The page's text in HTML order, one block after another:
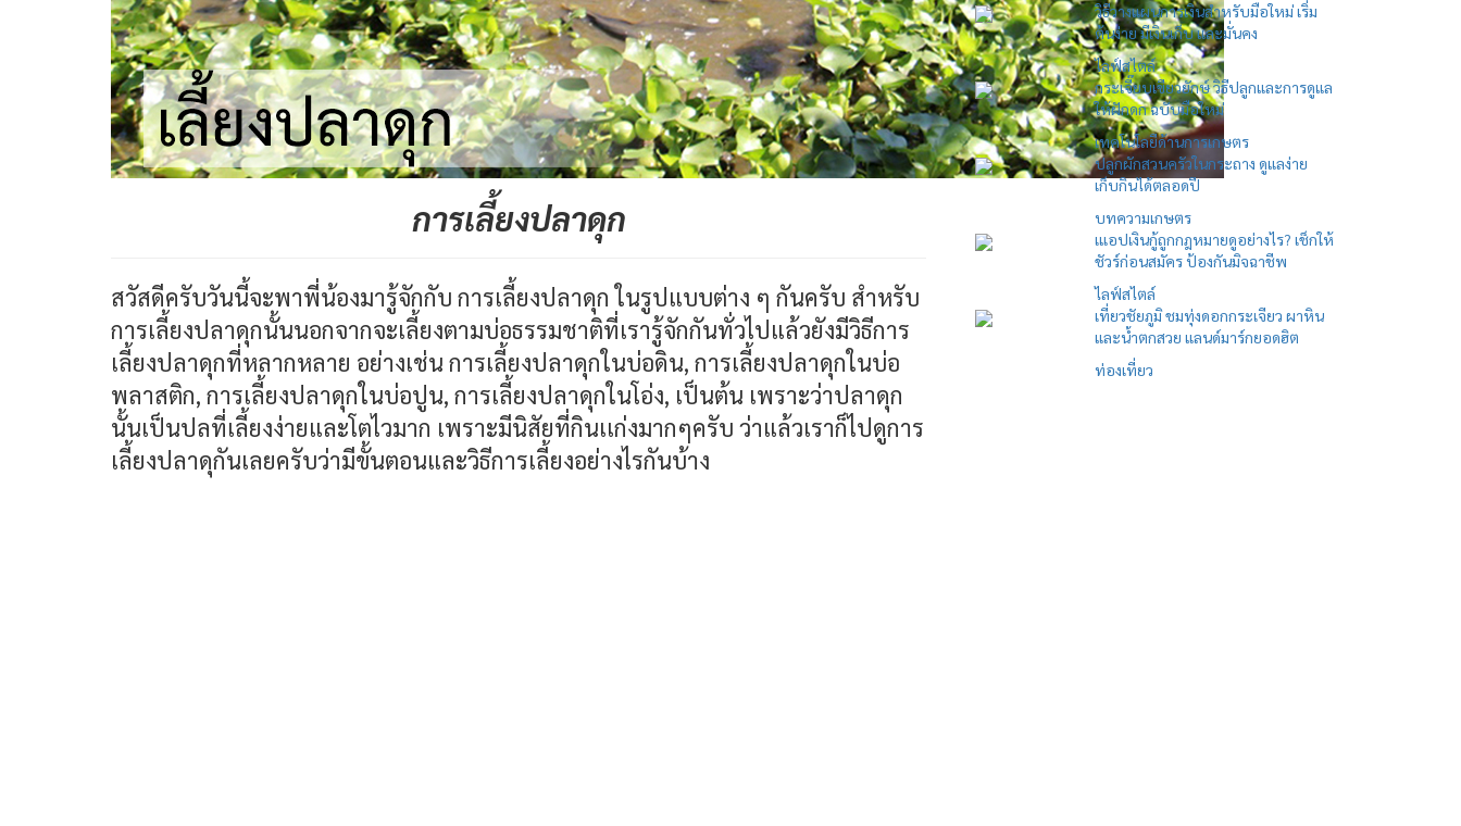
การเลี้ยงปลาดุก
สวัสดีครับวันนี้จะพาพี่น้องมารู้จักกับ การเลี้ยงปลาดุก ในรูปแบบต่าง ๆ กันครับ สำหรับ
การเลี้ยงปลาดุกนั้นนอกจากจะเลี้ยงตามบ่อธรรมชาติที่เรารู้จักกันทั่วไปแล้วยังมีวิธีการ
เลี้ยงปลาดุกที่หลากหลาย อย่างเช่น การเลี้ยงปลาดุกในบ่อดิน, การเลี้ยงปลาดุกในบ่อ
พลาสติก, การเลี้ยงปลาดุกในบ่อปูน, การเลี้ยงปลาดุกในโอ่ง, เป็นต้น เพราะว่าปลาดุก
นั้นเป็นปลที่เลี้ยงง่ายและโตไวมาก เพราะมีนิสัยที่กินเเก่งมากๆครับ ว่าแล้วเราก็ไปดูการ
เลี้ยงปลาดุกันเลยครับว่ามีขั้นตอนและวิธีการเลี้ยงอย่างไรกันบ้าง
วิธีวางแผนการเงินสำหรับมือใหม่ เริ่ม
ต้นง่าย มีเงินเก็บ และมั่นคง
ไลฟ์สไตล์
กระเจี๊ยบเขียวยักษ์ วิธีปลูกและการดูแล
ให้ฝักดก ฉบับมือใหม่
เทคโนโลยีด้านการเกษตร
ปลูกผักสวนครัวในกระถาง ดูแลง่าย
เก็บกินได้ตลอดปี
บทความเกษตร
เแอปเงินกู้ถูกกฎหมายดูอย่างไร? เช็กให้
ชัวร์ก่อนสมัคร ป้องกันมิจฉาชีพ
ไลฟ์สไตล์
เที่ยวชัยภูมิ ชมทุ่งดอกกระเจียว ผาหิน
และน้ำตกสวย แลนด์มาร์กยอดฮิต
ท่องเที่ยว